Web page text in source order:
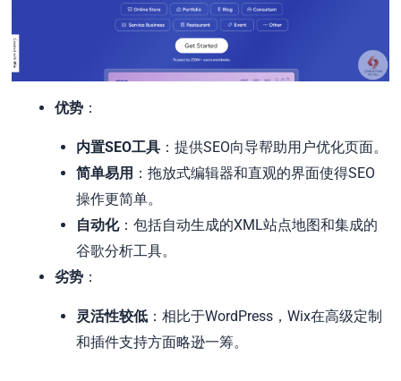
优势 ：
内置SEO工具 ：提供SEO向导帮助用户优化页面。
简单易用 ：拖放式编辑器和直观的界面使得SEO
操作更简单。
自动化：包括自动生成的XML站点地图和集成的
谷歌分析工具。
劣势 ：
灵活性较低 ：相比于WordPress，Wix在高级定制
和插件支持方面略逊一筹。